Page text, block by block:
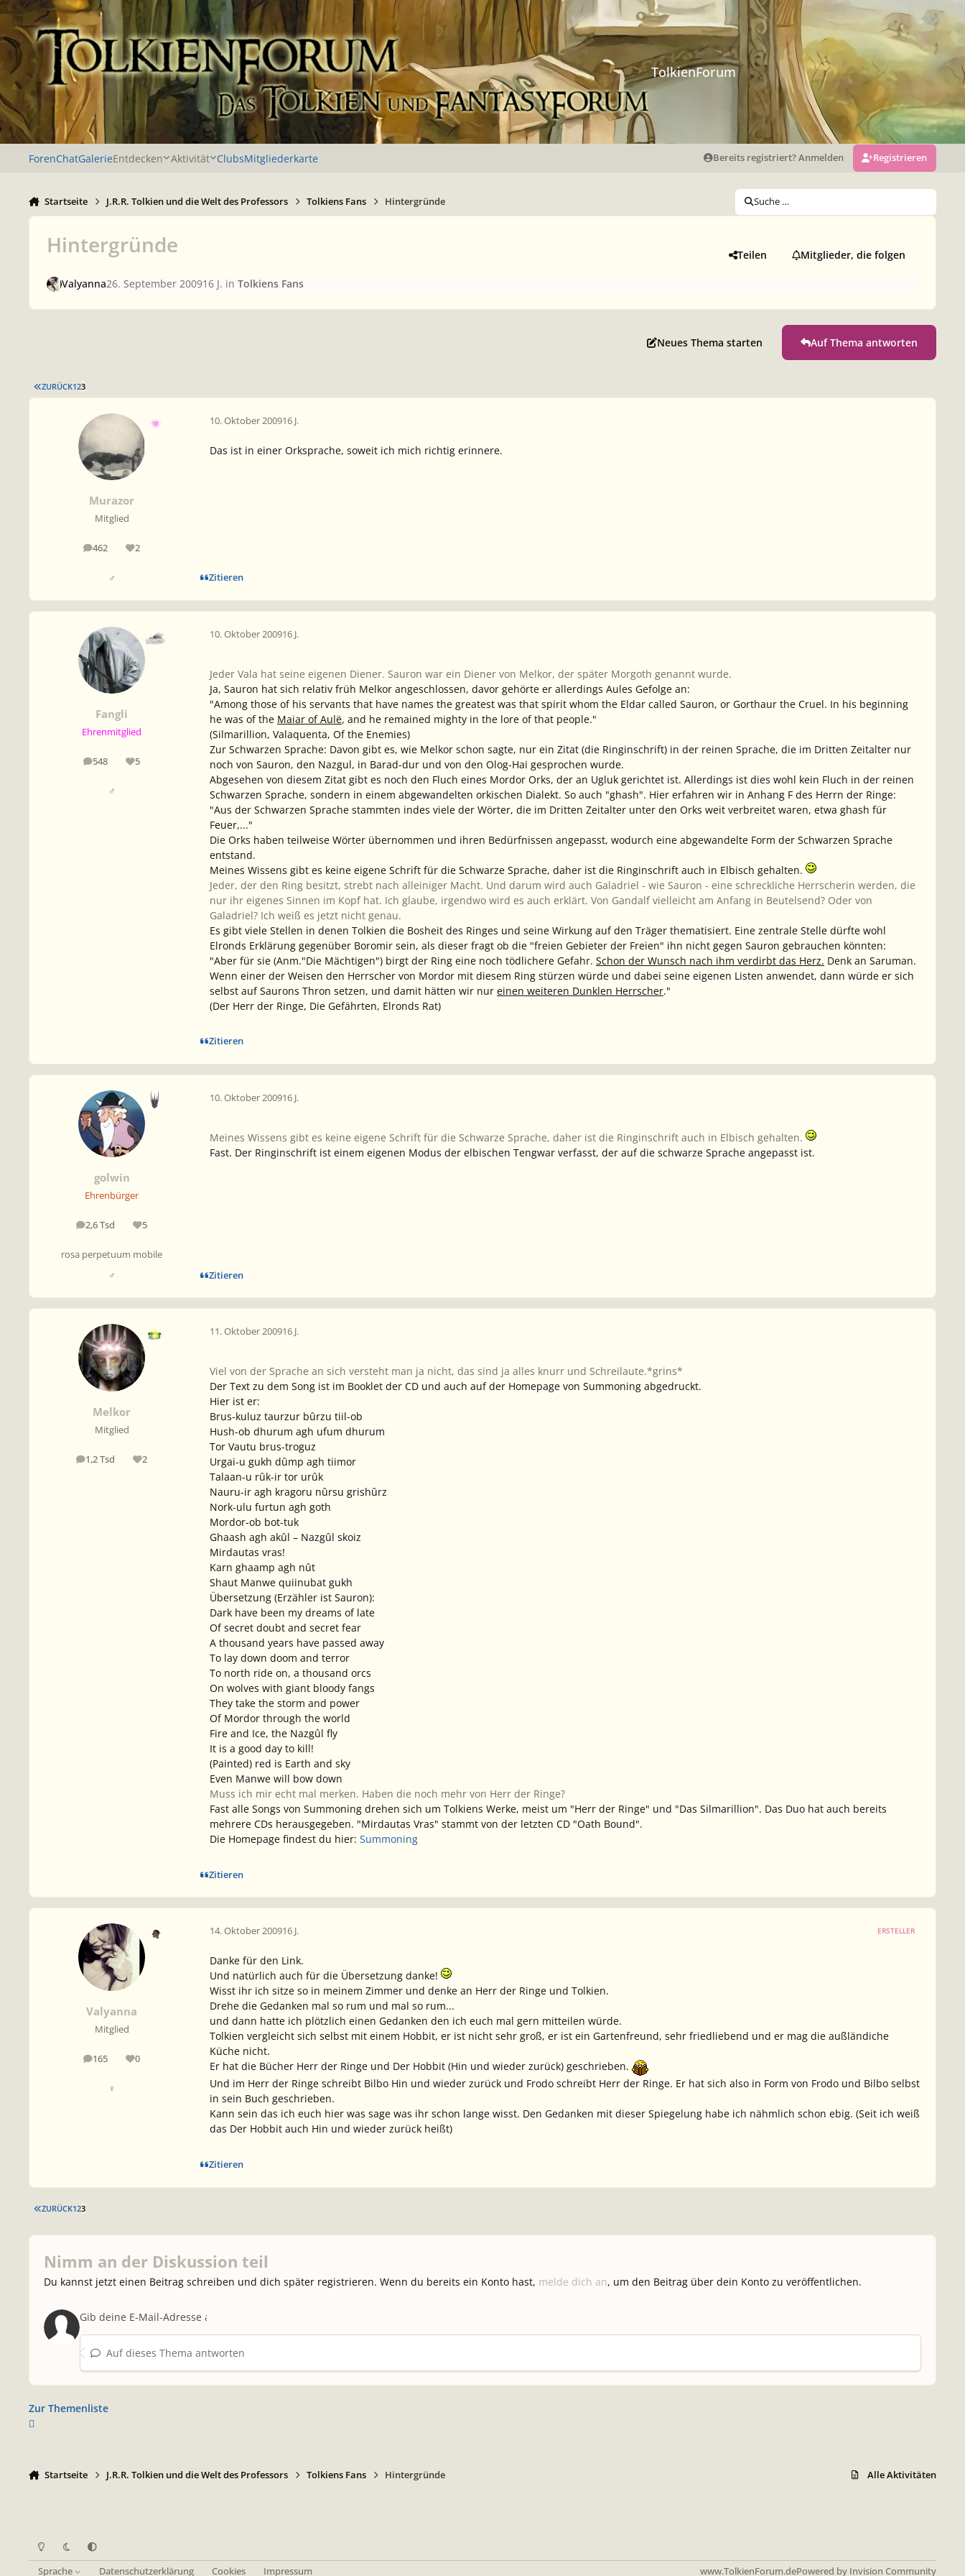
Zu Inhalt springen
TolkienForum
ForenChatGalerieEntdecken Aktivität ClubsMitgliederkarte Bereits registriert? Anmelden Registrieren
Startseite J.R.R. Tolkien und die Welt des Professors Tolkiens Fans Hintergründe Suche …
Hintergründe Teilen Mitglieder, die folgen
Valyanna26. September 200916 J. in Tolkiens Fans
Neues Thema starten Auf Thema antworten
ERSTE SEITE
ZURÜCK123
Murazor
Mitglied
462
Beiträge 2
Reputation
♂
10. Oktober 200916 J.
Das ist in einer Orksprache, soweit ich mich richtig erinnere.
Zitieren
Fangli
Ehrenmitglied
548
Beiträge 5
Reputation
♂
10. Oktober 200916 J.
Jeder Vala hat seine eigenen Diener. Sauron war ein Diener von Melkor, der später Morgoth genannt wurde.
Ja, Sauron hat sich relativ früh Melkor angeschlossen, davor gehörte er allerdings Aules Gefolge an:
"Among those of his servants that have names the greatest was that spirit whom the Eldar called Sauron, or Gorthaur the Cruel. In his beginning
he was of the Maiar of Aulë, and he remained mighty in the lore of that people."
(Silmarillion, Valaquenta, Of the Enemies)
Zur Schwarzen Sprache: Davon gibt es, wie Melkor schon sagte, nur ein Zitat (die Ringinschrift) in der reinen Sprache, die im Dritten Zeitalter nur
noch von Sauron, den Nazgul, in Barad-dur und von den Olog-Hai gesprochen wurde.
Abgesehen von diesem Zitat gibt es noch den Fluch eines Mordor Orks, der an Ugluk gerichtet ist. Allerdings ist dies wohl kein Fluch in der reinen
Schwarzen Sprache, sondern in einem abgewandelten orkischen Dialekt. So auch "ghash". Hier erfahren wir in Anhang F des Herrn der Ringe:
"Aus der Schwarzen Sprache stammten indes viele der Wörter, die im Dritten Zeitalter unter den Orks weit verbreitet waren, etwa ghash für
Feuer,..."
Die Orks haben teilweise Wörter übernommen und ihren Bedürfnissen angepasst, wodurch eine abgewandelte Form der Schwarzen Sprache
entstand.
Meines Wissens gibt es keine eigene Schrift für die Schwarze Sprache, daher ist die Ringinschrift auch in Elbisch gehalten.
Jeder, der den Ring besitzt, strebt nach alleiniger Macht. Und darum wird auch Galadriel - wie Sauron - eine schreckliche Herrscherin werden, die
nur ihr eigenes Sinnen im Kopf hat. Ich glaube, irgendwo wird es auch erklärt. Von Gandalf vielleicht am Anfang in Beutelsend? Oder von
Galadriel? Ich weiß es jetzt nicht genau.
Es gibt viele Stellen in denen Tolkien die Bosheit des Ringes und seine Wirkung auf den Träger thematisiert. Eine zentrale Stelle dürfte wohl
Elronds Erklärung gegenüber Boromir sein, als dieser fragt ob die "freien Gebieter der Freien" ihn nicht gegen Sauron gebrauchen könnten:
"Aber für sie (Anm."Die Mächtigen") birgt der Ring eine noch tödlichere Gefahr. Schon der Wunsch nach ihm verdirbt das Herz. Denk an Saruman.
Wenn einer der Weisen den Herrscher von Mordor mit diesem Ring stürzen würde und dabei seine eigenen Listen anwendet, dann würde er sich
selbst auf Saurons Thron setzen, und damit hätten wir nur einen weiteren Dunklen Herrscher."
(Der Herr der Ringe, Die Gefährten, Elronds Rat)
Zitieren
golwin
Ehrenbürger
2,6 Tsd
Beiträge 5
Reputation
rosa perpetuum mobile
♂
10. Oktober 200916 J.
Meines Wissens gibt es keine eigene Schrift für die Schwarze Sprache, daher ist die Ringinschrift auch in Elbisch gehalten.
Fast. Der Ringinschrift ist einem eigenen Modus der elbischen Tengwar verfasst, der auf die schwarze Sprache angepasst ist.
Zitieren
Melkor
Mitglied
1,2 Tsd
Beiträge 2
Reputation
11. Oktober 200916 J.
Viel von der Sprache an sich versteht man ja nicht, das sind ja alles knurr und Schreilaute.*grins*
Der Text zu dem Song ist im Booklet der CD und auch auf der Homepage von Summoning abgedruckt.
Hier ist er:
Brus-kuluz taurzur bûrzu tiil-ob
Hush-ob dhurum agh ufum dhurum
Tor Vautu brus-troguz
Urgai-u gukh dûmp agh tiimor
Talaan-u rûk-ir tor urûk
Nauru-ir agh kragoru nûrsu grishûrz
Nork-ulu furtun agh goth
Mordor-ob bot-tuk
Ghaash agh akûl – Nazgûl skoiz
Mirdautas vras!
Karn ghaamp agh nût
Shaut Manwe quiinubat gukh
Übersetzung (Erzähler ist Sauron):
Dark have been my dreams of late
Of secret doubt and secret fear
A thousand years have passed away
To lay down doom and terror
To north ride on, a thousand orcs
On wolves with giant bloody fangs
They take the storm and power
Of Mordor through the world
Fire and Ice, the Nazgûl fly
It is a good day to kill!
(Painted) red is Earth and sky
Even Manwe will bow down
Muss ich mir echt mal merken. Haben die noch mehr von Herr der Ringe?
Fast alle Songs von Summoning drehen sich um Tolkiens Werke, meist um "Herr der Ringe" und "Das Silmarillion". Das Duo hat auch bereits
mehrere CDs herausgegeben. "Mirdautas Vras" stammt von der letzten CD "Oath Bound".
Die Homepage findest du hier: Summoning
Zitieren
Valyanna
Mitglied
165
Beiträge 0
Reputation
♀
14. Oktober 200916 J. ERSTELLER
Danke für den Link.
Und natürlich auch für die Übersetzung danke!
Wisst ihr ich sitze so in meinem Zimmer und denke an Herr der Ringe und Tolkien.
Drehe die Gedanken mal so rum und mal so rum...
und dann hatte ich plötzlich einen Gedanken den ich euch mal gern mitteilen würde.
Tolkien vergleicht sich selbst mit einem Hobbit, er ist nicht sehr groß, er ist ein Gartenfreund, sehr friedliebend und er mag die außländiche
Küche nicht.
Er hat die Bücher Herr der Ringe und Der Hobbit (Hin und wieder zurück) geschrieben.
Und im Herr der Ringe schreibt Bilbo Hin und wieder zurück und Frodo schreibt Herr der Ringe. Er hat sich also in Form von Frodo und Bilbo selbst
in sein Buch geschrieben.
Kann sein das ich euch hier was sage was ihr schon lange wisst. Den Gedanken mit dieser Spiegelung habe ich nähmlich schon ebig. (Seit ich weiß
das Der Hobbit auch Hin und wieder zurück heißt)
Zitieren
ERSTE SEITE
ZURÜCK123
Nimm an der Diskussion teil
Du kannst jetzt einen Beitrag schreiben und dich später registrieren. Wenn du bereits ein Konto hast, melde dich an, um den Beitrag über dein Konto zu veröffentlichen.
Auf dieses Thema antworten
Zur Themenliste
Startseite J.R.R. Tolkien und die Welt des Professors Tolkiens Fans Hintergründe Alle Aktivitäten
Heller ModusDunkler Modus
Systemeinstellung
Sprache Datenschutzerklärung Cookies Impressum www.TolkienForum.dePowered by Invision Community